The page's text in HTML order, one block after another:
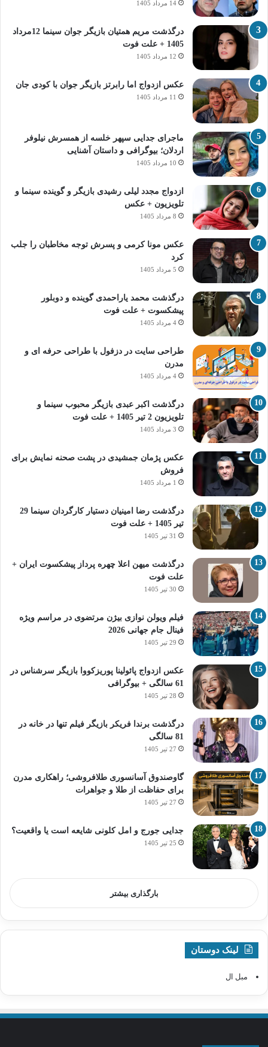
14 مرداد 1405
درگذشت مریم همتیان بازیگر جوان سینما 12مرداد
1405 + علت فوت
12 مرداد 1405
عکس ازدواج اما رابرتز بازیگر جوان با کودی جان
11 مرداد 1405
ماجرای جدایی سپهر خلسه از همسرش نیلوفر
اردلان؛ بیوگرافی و داستان آشنایی
10 مرداد 1405
ازدواج مجدد لیلی رشیدی بازیگر و گوینده سینما و
تلویزیون + عکس
8 مرداد 1405
عکس مونا کرمی و پسرش توجه مخاطبان را جلب
کرد
5 مرداد 1405
درگذشت محمد یاراحمدی گوینده و دوبلور
پیشکسوت + علت فوت
4 مرداد 1405
طراحی سایت در دزفول با طراحی حرفه‌ ای و
مدرن
4 مرداد 1405
درگذشت اکبر عبدی بازیگر محبوب سینما و
تلویزیون 2 تیر 1405 + علت فوت
3 مرداد 1405
عکس پژمان جمشیدی در پشت صحنه نمایش برای
فروش
1 مرداد 1405
درگذشت رضا امینیان دستیار کارگردان سینما 29
تیر 1405 + علت فوت
31 تیر 1405
درگذشت میهن اعلا چهره پرداز پیشکسوت ایران +
علت فوت
30 تیر 1405
فیلم ویولن نوازی بیژن مرتضوی در مراسم ویژه
فینال جام جهانی 2026
29 تیر 1405
عکس ازدواج پائولینا پوریزکووا بازیگر سرشناس در
61 سالگی + بیوگرافی
28 تیر 1405
درگذشت برندا فریکر بازیگر فیلم تنها در خانه در
81 سالگی
27 تیر 1405
گاوصندوق آسانسوری طلافروشی؛ راهکاری مدرن
برای حفاظت از طلا و جواهرات
27 تیر 1405
جدایی جورج و امل کلونی شایعه است یا واقعیت؟
25 تیر 1405
بارگذاری بیشتر
لینک دوستان
مبل ال